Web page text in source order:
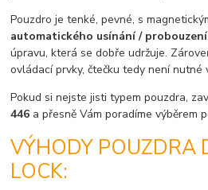
Pouzdro je tenké, pevné, s
automatického usínání / probouzení
úpravu, která se dobře udržuje.
ovládací prvky, čtečku tedy není nutné
Pokud si nejste jisti typem pouzdra,
446 a přesně Vám poradíme výběrem
VÝHODY POUZDRA
LOCK: